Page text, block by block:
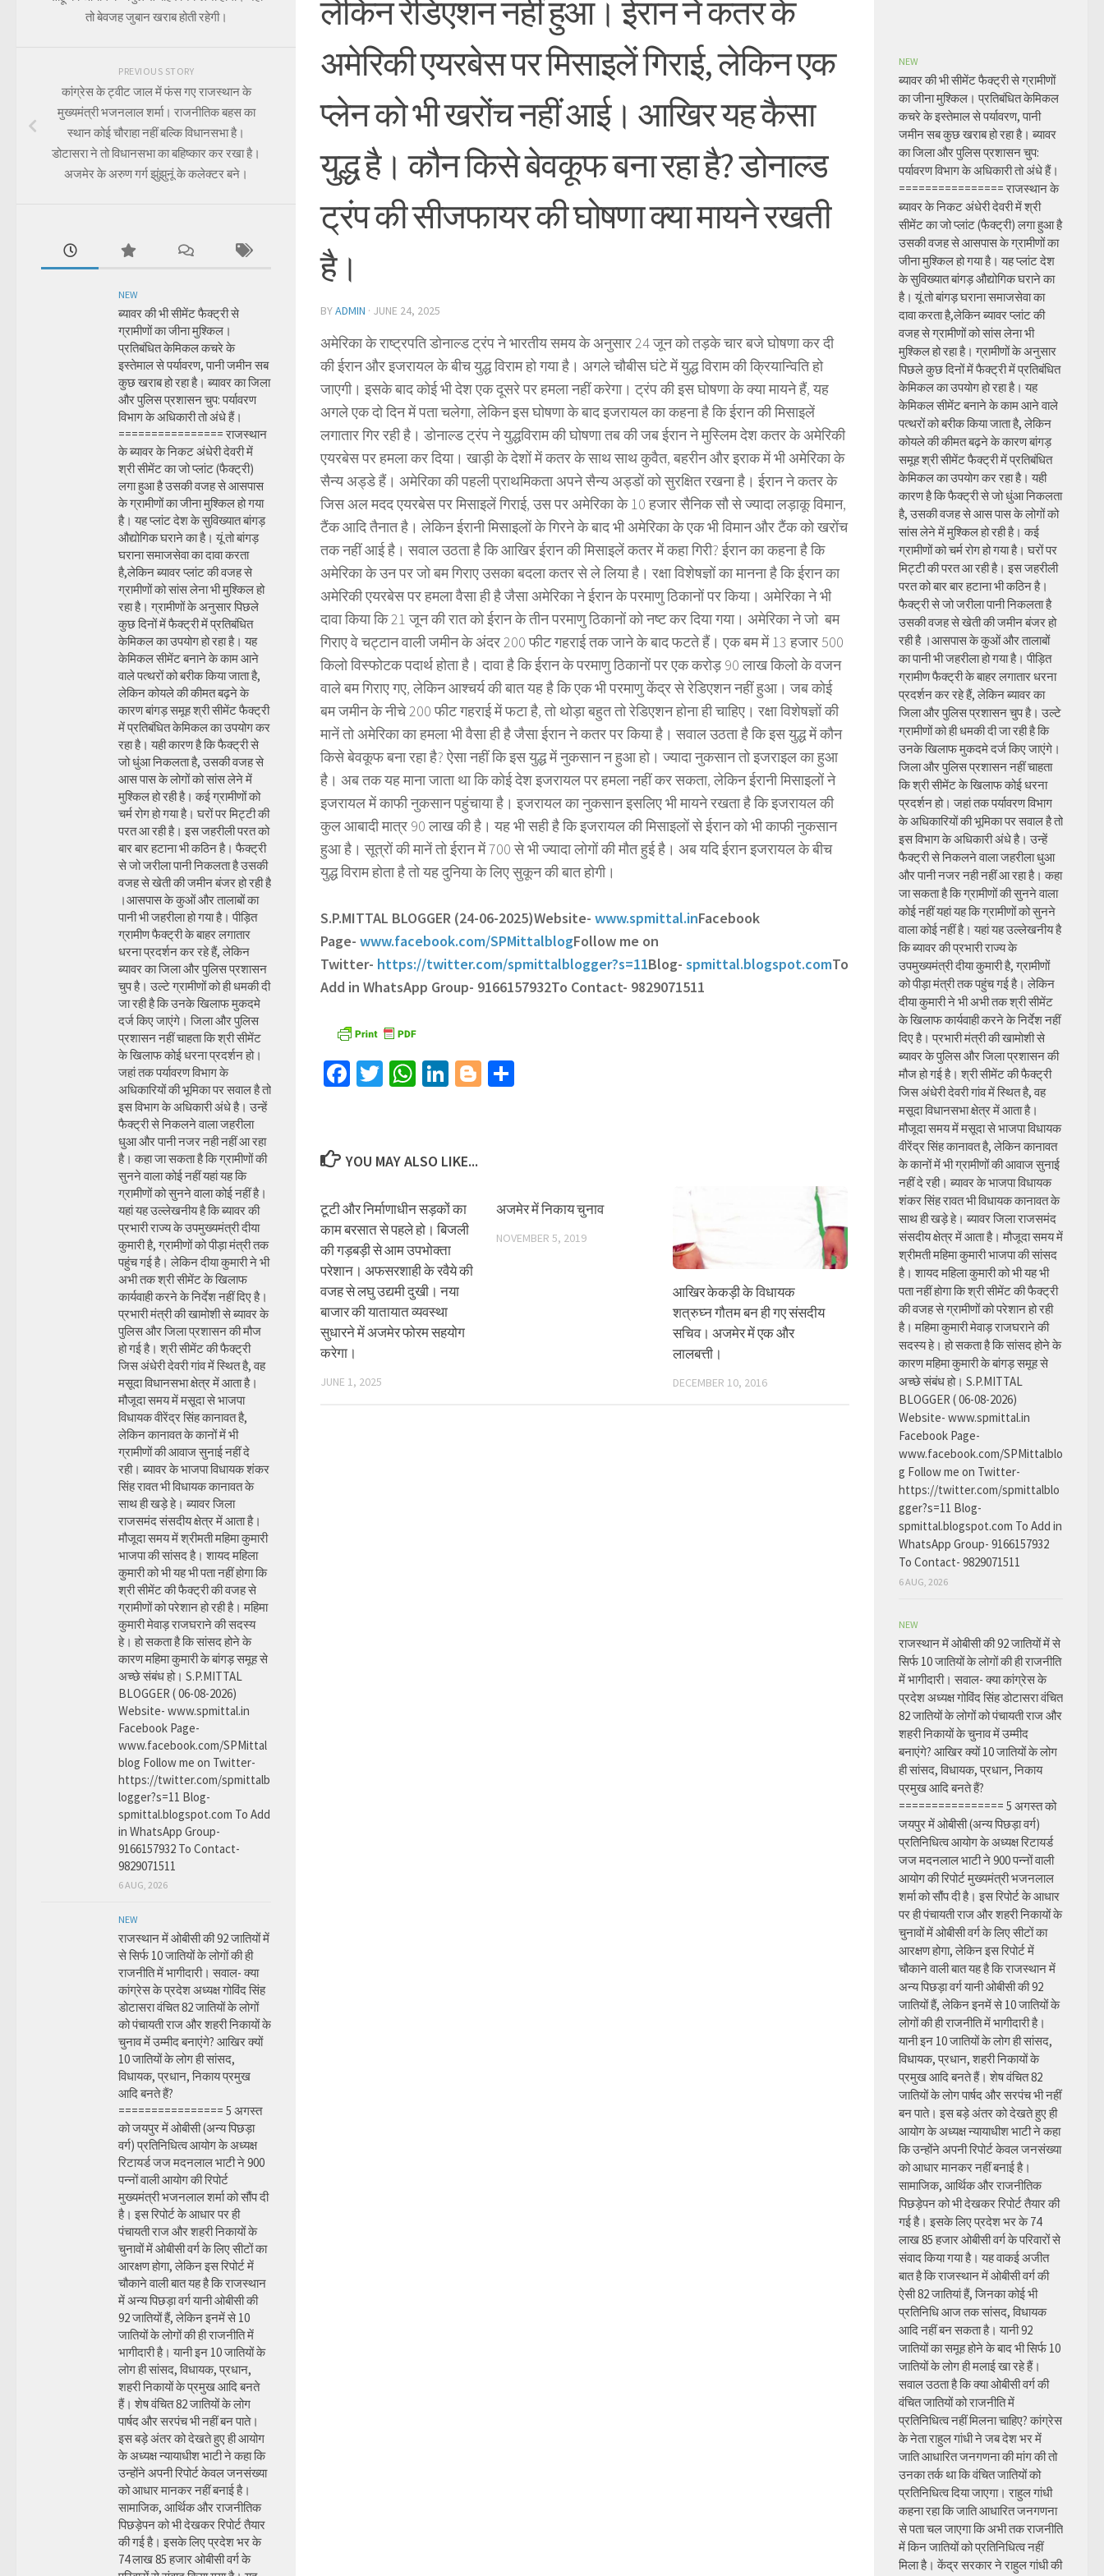
लेकिन रेडिएशन नहीं हुआ। ईरान ने कतर के
अमेरिकी एयरबेस पर मिसाइलें गिराई, लेकिन एक
प्लेन को भी खरोंच नहीं आई। आखिर यह कैसा
युद्ध है। कौन किसे बेवकूफ बना रहा है? डोनाल्ड
ट्रंप की सीजफायर की घोषणा क्या मायने रखती
है।
BYADMIN · JUNE 24, 2025
अमेरिका के राष्ट्रपति डोनाल्ड ट्रंप ने भारतीय समय के अनुसार 24 जून को तड़के चार बजे घोषणा कर दी
की ईरान और इजरायल के बीच युद्ध विराम हो गया है। अगले चौबीस घंटे में युद्ध विराम की क्रियान्विति हो
जाएगी। इसके बाद कोई भी देश एक दूसरे पर हमला नहीं करेगा। ट्रंप की इस घोषणा के क्या मायने हैं, यह
अगले एक दो दिन में पता चलेगा, लेकिन इस घोषणा के बाद इजरायल का कहना है कि ईरान की मिसाइलें
लगातार गिर रही है। डोनाल्ड ट्रंप ने युद्धविराम की घोषणा तब की जब ईरान ने मुस्लिम देश कतर के अमेरिकी
एयरबेस पर हमला कर दिया। खाड़ी के देशों में कतर के साथ साथ कुवैत, बहरीन और इराक में भी अमेरिका के
सैन्य अड्डे हैं। अमेरिका की पहली प्राथमिकता अपने सैन्य अड्डों को सुरक्षित रखना है। ईरान ने कतर के
जिस अल मदद एयरबेस पर मिसाइलें गिराई, उस पर अमेरिका के 10 हजार सैनिक सौ से ज्यादा लड़ाकू विमान,
टैंक आदि तैनात है। लेकिन ईरानी मिसाइलों के गिरने के बाद भी अमेरिका के एक भी विमान और टैंक को खरोंच
तक नहीं आई है। सवाल उठता है कि आखिर ईरान की मिसाइलें कतर में कहा गिरी? ईरान का कहना है कि
अमेरिका के उन पर जो बम गिराए उसका बदला कतर से ले लिया है। रक्षा विशेषज्ञों का मानना है कि ईरान का
अमेरिकी एयरबेस पर हमला वैसा ही है जैसा अमेरिका ने ईरान के परमाणु ठिकानों पर किया। अमेरिका ने भी
दावा किया कि 21 जून की रात को ईरान के तीन परमाणु ठिकानों को नष्ट कर दिया गया। अमेरिका ने जो बम
गिराए वे चट्टान वाली जमीन के अंदर 200 फीट गहराई तक जाने के बाद फटते हैं। एक बम में 13 हजार 500
किलो विस्फोटक पदार्थ होता है। दावा है कि ईरान के परमाणु ठिकानों पर एक करोड़ 90 लाख किलो के वजन
वाले बम गिराए गए, लेकिन आश्चर्य की बात यह है कि एक भी परमाणु केंद्र से रेडिएशन नहीं हुआ। जब कोई
बम जमीन के नीचे 200 फीट गहराई में फटा है, तो थोड़ा बहुत तो रेडिएशन होना ही चाहिए। रक्षा विशेषज्ञों की
मानें तो अमेरिका का हमला भी वैसा ही है जैसा ईरान ने कतर पर किया है। सवाल उठता है कि इस युद्ध में कौन
किसे बेवकूफ बना रहा है? ऐसा नहीं कि इस युद्ध में नुकसान न हुआ हो। ज्यादा नुकसान तो इजराइल का हुआ
है। अब तक यह माना जाता था कि कोई देश इजरायल पर हमला नहीं कर सकता, लेकिन ईरानी मिसाइलों ने
इजरायल में काफी नुकसान पहुंचाया है। इजरायल का नुकसान इसलिए भी मायने रखता है कि इजरायल की
कुल आबादी मात्र 90 लाख की है। यह भी सही है कि इजरायल की मिसाइलों से ईरान को भी काफी नुकसान
हुआ है। सूत्रों की मानें तो ईरान में 700 से भी ज्यादा लोगों की मौत हुई है। अब यदि ईरान इजरायल के बीच
युद्ध विराम होता है तो यह दुनिया के लिए सुकून की बात होगी।
S.P.MITTAL BLOGGER (24-06-2025)Website- www.spmittal.inFacebook
Page- www.facebook.com/SPMittalblogFollow me on
Twitter- https://twitter.com/spmittalblogger?s=11Blog- spmittal.blogspot.comTo
Add in WhatsApp Group- 9166157932To Contact- 9829071511
Facebook
TwitterWhatsApp
LinkedIn
Blogger
YOU MAY ALSO LIKE...
टूटी और निर्माणाधीन सड़कों का
काम बरसात से पहले हो। बिजली
की गड़बड़ी से आम उपभोक्ता
परेशान। अफसरशाही के रवैये की
वजह से लघु उद्यमी दुखी। नया
बाजार की यातायात व्यवस्था
सुधारने में अजमेर फोरम सहयोग
करेगा।
JUNE 1, 2025
अजमेर में निकाय चुनाव
NOVEMBER 5, 2019
आखिर केकड़ी के विधायक
शत्रुघ्न गौतम बन ही गए संसदीय
सचिव। अजमेर में एक और
लालबत्ती।
DECEMBER 10, 2016
तो बेवजह जुबान खराब होती रहेगी।
PREVIOUS STORY
कांग्रेस के ट्वीट जाल में फंस गए राजस्थान के
मुख्यमंत्री भजनलाल शर्मा। राजनीतिक बहस का
स्थान कोई चौराहा नहीं बल्कि विधानसभा है।
डोटासरा ने तो विधानसभा का बहिष्कार कर रखा है।
अजमेर के अरुण गर्ग झुंझुनूं के कलेक्टर बने।
NEW
ब्यावर की भी सीमेंट फैक्ट्री से
ग्रामीणों का जीना मुश्किल।
प्रतिबंधित केमिकल कचरे के
इस्तेमाल से पर्यावरण, पानी जमीन सब
कुछ खराब हो रहा है। ब्यावर का जिला
और पुलिस प्रशासन चुप: पर्यावरण
विभाग के अधिकारी तो अंधे हैं।
================ राजस्थान
के ब्यावर के निकट अंधेरी देवरी में
श्री सीमेंट का जो प्लांट (फैक्ट्री)
लगा हुआ है उसकी वजह से आसपास
के ग्रामीणों का जीना मुश्किल हो गया
है। यह प्लांट देश के सुविख्यात बांगड़
औद्योगिक घराने का है। यूं तो बांगड़
घराना समाजसेवा का दावा करता
है,लेकिन ब्यावर प्लांट की वजह से
ग्रामीणों को सांस लेना भी मुश्किल हो
रहा है। ग्रामीणों के अनुसार पिछले
कुछ दिनों में फैक्ट्री में प्रतिबंधित
केमिकल का उपयोग हो रहा है। यह
केमिकल सीमेंट बनाने के काम आने
वाले पत्थरों को बरीक किया जाता है,
लेकिन कोयले की कीमत बढ़ने के
कारण बांगड़ समूह श्री सीमेंट फैक्ट्री
में प्रतिबंधित केमिकल का उपयोग कर
रहा है। यही कारण है कि फैक्ट्री से
जो धुंआ निकलता है, उसकी वजह से
आस पास के लोगों को सांस लेने में
मुश्किल हो रही है। कई ग्रामीणों को
चर्म रोग हो गया है। घरों पर मिट्टी की
परत आ रही है। इस जहरीली परत को
बार बार हटाना भी कठिन है। फैक्ट्री
से जो जरीला पानी निकलता है उसकी
वजह से खेती की जमीन बंजर हो रही है
।आसपास के कुओं और तालाबों का
पानी भी जहरीला हो गया है। पीड़ित
ग्रामीण फैक्ट्री के बाहर लगातार
धरना प्रदर्शन कर रहे हैं, लेकिन
ब्यावर का जिला और पुलिस प्रशासन
चुप है। उल्टे ग्रामीणों को ही धमकी दी
जा रही है कि उनके खिलाफ मुकदमे
दर्ज किए जाएंगे। जिला और पुलिस
प्रशासन नहीं चाहता कि श्री सीमेंट
के खिलाफ कोई धरना प्रदर्शन हो।
जहां तक पर्यावरण विभाग के
अधिकारियों की भूमिका पर सवाल है तो
इस विभाग के अधिकारी अंधे है। उन्हें
फैक्ट्री से निकलने वाला जहरीला
धुआ और पानी नजर नही नहीं आ रहा
है। कहा जा सकता है कि ग्रामीणों की
सुनने वाला कोई नहीं यहां यह कि
ग्रामीणों को सुनने वाला कोई नहीं है।
यहां यह उल्लेखनीय है कि ब्यावर की
प्रभारी राज्य के उपमुख्यमंत्री दीया
कुमारी है, ग्रामीणों को पीड़ा मंत्री तक
पहुंच गई है। लेकिन दीया कुमारी ने भी
अभी तक श्री सीमेंट के खिलाफ
कार्यवाही करने के निर्देश नहीं दिए है।
प्रभारी मंत्री की खामोशी से ब्यावर के
पुलिस और जिला प्रशासन की मौज
हो गई है। श्री सीमेंट की फैक्ट्री
जिस अंधेरी देवरी गांव में स्थित है, वह
मसूदा विधानसभा क्षेत्र में आता है।
मौजूदा समय में मसूदा से भाजपा
विधायक वीरेंद्र सिंह कानावत है,
लेकिन कानावत के कानों में भी
ग्रामीणों की आवाज सुनाई नहीं दे
रही। ब्यावर के भाजपा विधायक शंकर
सिंह रावत भी विधायक कानावत के
साथ ही खड़े हे। ब्यावर जिला
राजसमंद संसदीय क्षेत्र में आता है।
मौजूदा समय में श्रीमती महिमा कुमारी
भाजपा की सांसद है। शायद महिला
कुमारी को भी यह भी पता नहीं होगा कि
श्री सीमेंट की फैक्ट्री की वजह से
ग्रामीणों को परेशान हो रही है। महिमा
कुमारी मेवाड़ राजघराने की सदस्य
हे। हो सकता है कि सांसद होने के
कारण महिमा कुमारी के बांगड़ समूह से
अच्छे संबंध हो। S.P.MITTAL
BLOGGER ( 06-08-2026)
Website- www.spmittal.in
Facebook Page-
www.facebook.com/SPMittal
blog Follow me on Twitter-
https://twitter.com/spmittalb
logger?s=11 Blog-
spmittal.blogspot.com To Add
in WhatsApp Group-
9166157932 To Contact-
9829071511
6 AUG, 2026
NEW
राजस्थान में ओबीसी की 92 जातियों में
से सिर्फ 10 जातियों के लोगों की ही
राजनीति में भागीदारी। सवाल- क्या
कांग्रेस के प्रदेश अध्यक्ष गोविंद सिंह
डोटासरा वंचित 82 जातियों के लोगों
को पंचायती राज और शहरी निकायों के
चुनाव में उम्मीद बनाएंगे? आखिर क्यों
10 जातियों के लोग ही सांसद,
विधायक, प्रधान, निकाय प्रमुख
आदि बनते हैं?
================ 5 अगस्त
को जयपुर में ओबीसी (अन्य पिछड़ा
वर्ग) प्रतिनिधित्व आयोग के अध्यक्ष
रिटायर्ड जज मदनलाल भाटी ने 900
पन्नों वाली आयोग की रिपोर्ट
मुख्यमंत्री भजनलाल शर्मा को सौंप दी
है। इस रिपोर्ट के आधार पर ही
पंचायती राज और शहरी निकायों के
चुनावों में ओबीसी वर्ग के लिए सीटों का
आरक्षण होगा, लेकिन इस रिपोर्ट में
चौकाने वाली बात यह है कि राजस्थान
में अन्य पिछड़ा वर्ग यानी ओबीसी की
92 जातियों हैं, लेकिन इनमें से 10
जातियों के लोगों की ही राजनीति में
भागीदारी है। यानी इन 10 जातियों के
लोग ही सांसद, विधायक, प्रधान,
शहरी निकायों के प्रमुख आदि बनते
हैं। शेष वंचित 82 जातियों के लोग
पार्षद और सरपंच भी नहीं बन पाते।
इस बड़े अंतर को देखते हुए ही आयोग
के अध्यक्ष न्यायाधीश भाटी ने कहा कि
उन्होंने अपनी रिपोर्ट केवल जनसंख्या
को आधार मानकर नहीं बनाई है।
सामाजिक, आर्थिक और राजनीतिक
पिछड़ेपन को भी देखकर रिपोर्ट तैयार
की गई है। इसके लिए प्रदेश भर के
74 लाख 85 हजार ओबीसी वर्ग के
NEW
ब्यावर की भी सीमेंट फैक्ट्री से ग्रामीणों
का जीना मुश्किल। प्रतिबंधित केमिकल
कचरे के इस्तेमाल से पर्यावरण, पानी
जमीन सब कुछ खराब हो रहा है। ब्यावर
का जिला और पुलिस प्रशासन चुप:
पर्यावरण विभाग के अधिकारी तो अंधे हैं।
================ राजस्थान के
ब्यावर के निकट अंधेरी देवरी में श्री
सीमेंट का जो प्लांट (फैक्ट्री) लगा हुआ है
उसकी वजह से आसपास के ग्रामीणों का
जीना मुश्किल हो गया है। यह प्लांट देश
के सुविख्यात बांगड़ औद्योगिक घराने का
है। यूं तो बांगड़ घराना समाजसेवा का
दावा करता है,लेकिन ब्यावर प्लांट की
वजह से ग्रामीणों को सांस लेना भी
मुश्किल हो रहा है। ग्रामीणों के अनुसार
पिछले कुछ दिनों में फैक्ट्री में प्रतिबंधित
केमिकल का उपयोग हो रहा है। यह
केमिकल सीमेंट बनाने के काम आने वाले
पत्थरों को बरीक किया जाता है, लेकिन
कोयले की कीमत बढ़ने के कारण बांगड़
समूह श्री सीमेंट फैक्ट्री में प्रतिबंधित
केमिकल का उपयोग कर रहा है। यही
कारण है कि फैक्ट्री से जो धुंआ निकलता
है, उसकी वजह से आस पास के लोगों को
सांस लेने में मुश्किल हो रही है। कई
ग्रामीणों को चर्म रोग हो गया है। घरों पर
मिट्टी की परत आ रही है। इस जहरीली
परत को बार बार हटाना भी कठिन है।
फैक्ट्री से जो जरीला पानी निकलता है
उसकी वजह से खेती की जमीन बंजर हो
रही है ।आसपास के कुओं और तालाबों
का पानी भी जहरीला हो गया है। पीड़ित
ग्रामीण फैक्ट्री के बाहर लगातार धरना
प्रदर्शन कर रहे हैं, लेकिन ब्यावर का
जिला और पुलिस प्रशासन चुप है। उल्टे
ग्रामीणों को ही धमकी दी जा रही है कि
उनके खिलाफ मुकदमे दर्ज किए जाएंगे।
जिला और पुलिस प्रशासन नहीं चाहता
कि श्री सीमेंट के खिलाफ कोई धरना
प्रदर्शन हो। जहां तक पर्यावरण विभाग
के अधिकारियों की भूमिका पर सवाल है तो
इस विभाग के अधिकारी अंधे है। उन्हें
फैक्ट्री से निकलने वाला जहरीला धुआ
और पानी नजर नही नहीं आ रहा है। कहा
जा सकता है कि ग्रामीणों की सुनने वाला
कोई नहीं यहां यह कि ग्रामीणों को सुनने
वाला कोई नहीं है। यहां यह उल्लेखनीय है
कि ब्यावर की प्रभारी राज्य के
उपमुख्यमंत्री दीया कुमारी है, ग्रामीणों
को पीड़ा मंत्री तक पहुंच गई है। लेकिन
दीया कुमारी ने भी अभी तक श्री सीमेंट
के खिलाफ कार्यवाही करने के निर्देश नहीं
दिए है। प्रभारी मंत्री की खामोशी से
ब्यावर के पुलिस और जिला प्रशासन की
मौज हो गई है। श्री सीमेंट की फैक्ट्री
जिस अंधेरी देवरी गांव में स्थित है, वह
मसूदा विधानसभा क्षेत्र में आता है।
मौजूदा समय में मसूदा से भाजपा विधायक
वीरेंद्र सिंह कानावत है, लेकिन कानावत
के कानों में भी ग्रामीणों की आवाज सुनाई
नहीं दे रही। ब्यावर के भाजपा विधायक
शंकर सिंह रावत भी विधायक कानावत के
साथ ही खड़े हे। ब्यावर जिला राजसमंद
संसदीय क्षेत्र में आता है। मौजूदा समय में
श्रीमती महिमा कुमारी भाजपा की सांसद
है। शायद महिला कुमारी को भी यह भी
पता नहीं होगा कि श्री सीमेंट की फैक्ट्री
की वजह से ग्रामीणों को परेशान हो रही
है। महिमा कुमारी मेवाड़ राजघराने की
सदस्य हे। हो सकता है कि सांसद होने के
कारण महिमा कुमारी के बांगड़ समूह से
अच्छे संबंध हो। S.P.MITTAL
BLOGGER ( 06-08-2026)
Website- www.spmittal.in
Facebook Page-
www.facebook.com/SPMittalblo
g Follow me on Twitter-
https://twitter.com/spmittalblo
gger?s=11 Blog-
spmittal.blogspot.com To Add in
WhatsApp Group- 9166157932
To Contact- 9829071511
6 AUG, 2026
NEW
राजस्थान में ओबीसी की 92 जातियों में से
सिर्फ 10 जातियों के लोगों की ही राजनीति
में भागीदारी। सवाल- क्या कांग्रेस के
प्रदेश अध्यक्ष गोविंद सिंह डोटासरा वंचित
82 जातियों के लोगों को पंचायती राज और
शहरी निकायों के चुनाव में उम्मीद
बनाएंगे? आखिर क्यों 10 जातियों के लोग
ही सांसद, विधायक, प्रधान, निकाय
प्रमुख आदि बनते हैं?
================ 5 अगस्त को
जयपुर में ओबीसी (अन्य पिछड़ा वर्ग)
प्रतिनिधित्व आयोग के अध्यक्ष रिटायर्ड
जज मदनलाल भाटी ने 900 पन्नों वाली
आयोग की रिपोर्ट मुख्यमंत्री भजनलाल
शर्मा को सौंप दी है। इस रिपोर्ट के आधार
पर ही पंचायती राज और शहरी निकायों के
चुनावों में ओबीसी वर्ग के लिए सीटों का
आरक्षण होगा, लेकिन इस रिपोर्ट में
चौकाने वाली बात यह है कि राजस्थान में
अन्य पिछड़ा वर्ग यानी ओबीसी की 92
जातियों हैं, लेकिन इनमें से 10 जातियों के
लोगों की ही राजनीति में भागीदारी है।
यानी इन 10 जातियों के लोग ही सांसद,
विधायक, प्रधान, शहरी निकायों के
प्रमुख आदि बनते हैं। शेष वंचित 82
जातियों के लोग पार्षद और सरपंच भी नहीं
बन पाते। इस बड़े अंतर को देखते हुए ही
आयोग के अध्यक्ष न्यायाधीश भाटी ने कहा
कि उन्होंने अपनी रिपोर्ट केवल जनसंख्या
को आधार मानकर नहीं बनाई है।
सामाजिक, आर्थिक और राजनीतिक
पिछड़ेपन को भी देखकर रिपोर्ट तैयार की
गई है। इसके लिए प्रदेश भर के 74
लाख 85 हजार ओबीसी वर्ग के परिवारों से
संवाद किया गया है। यह वाकई अजीत
बात है कि राजस्थान में ओबीसी वर्ग की
ऐसी 82 जातियां हैं, जिनका कोई भी
प्रतिनिधि आज तक सांसद, विधायक
आदि नहीं बन सकता है। यानी 92
जातियों का समूह होने के बाद भी सिर्फ 10
जातियों के लोग ही मलाई खा रहे हैं।
सवाल उठता है कि क्या ओबीसी वर्ग की
वंचित जातियों को राजनीति में
प्रतिनिधित्व नहीं मिलना चाहिए? कांग्रेस
के नेता राहुल गांधी ने जब देश भर में
जाति आधारित जनगणना की मांग की तो
उनका तर्क था कि वंचित जातियों को
प्रतिनिधित्व दिया जाएगा। राहुल गांधी
कहना रहा कि जाति आधारित जनगणना
से पता चल जाएगा कि अभी तक राजनीति
में किन जातियों को प्रतिनिधित्व नहीं
मिला है। केंद्र सरकार ने राहुल गांधी की